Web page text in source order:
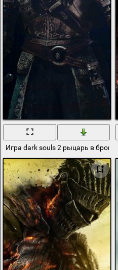
Игра dark souls 2 рыцарь в броне